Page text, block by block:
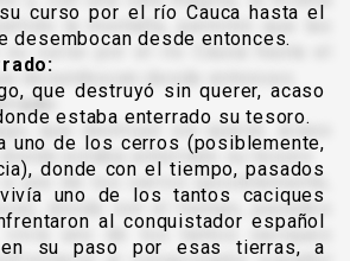
curso por el río Cauca hasta el
desembocan desde entonces.
que destruyó sin querer, acaso
estaba enterrado su tesoro.
uno de los cerros (posiblemente,
donde con el tiempo, pasados
uno de los tantos caciques
al conquistador español
su paso por esas tierras, a